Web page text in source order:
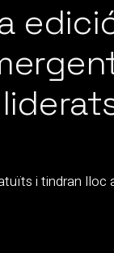
i tindran lloc